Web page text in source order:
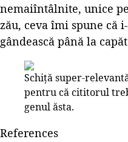
nemaiîntâlnite, unice
zău, ceva îmi spune că
gândească până la
Schiță super-
pentru că cititorul
genul ăsta.
References